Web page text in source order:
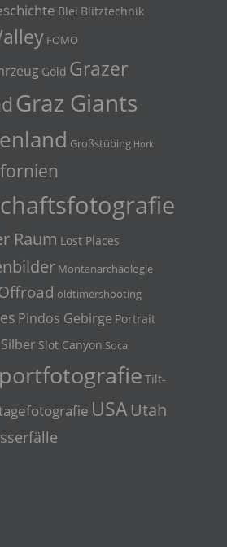
Blei Blitztechnik
FOMO
Gold Grazer
Graz Giants
Großstübing Hork
Raum Lost Places
Montanarchäologie
oldtimershooting
Pindos Gebirge Portrait
Silber Slot Canyon Soca
Tilt-
USAUtah